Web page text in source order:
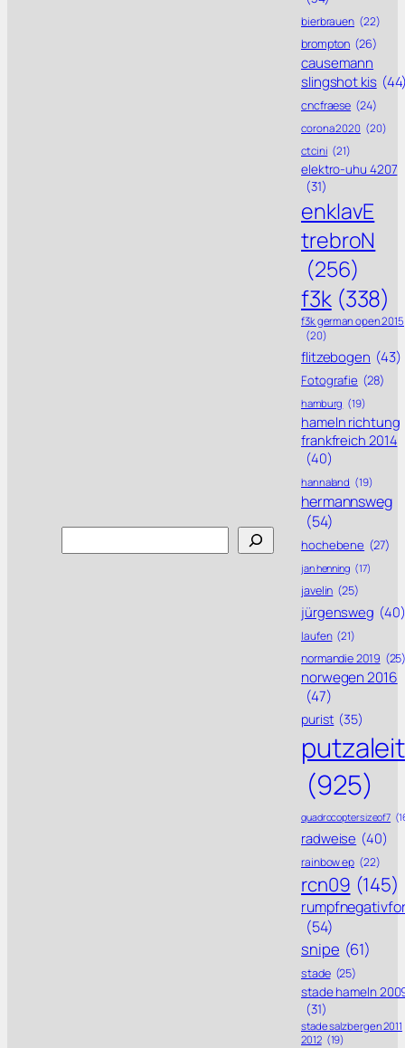
bierbrauen (22)
brompton (26)
causemann
slingshot kis
cncfraese (24)
corona 2020 (20)
ctcini (21)
elektro-uhu 4207
(31)
enklavE
trebroN
(256)
f3k (338)
f3k german open 2015
(20)
flitzebogen (43)
Fotografie (28)
hamburg (19)
hameln richtung
frankfreich 2014
(40)
hannaland (19)
hermannsweg
(54)
hochebene (27)
jan henning (17)
javelin (25)
jürgensweg (40)
laufen (21)
normandie 2019
norwegen 2016
(47)
purist (35)
putzaleit
(925)
quadrocoptersizeof7
radweise (40)
rainbow ep (22)
rcn09 (145)
(54)
snipe (61)
stade (25)
stade hameln
(31)
stade salzbergen 2011
2012 (19)